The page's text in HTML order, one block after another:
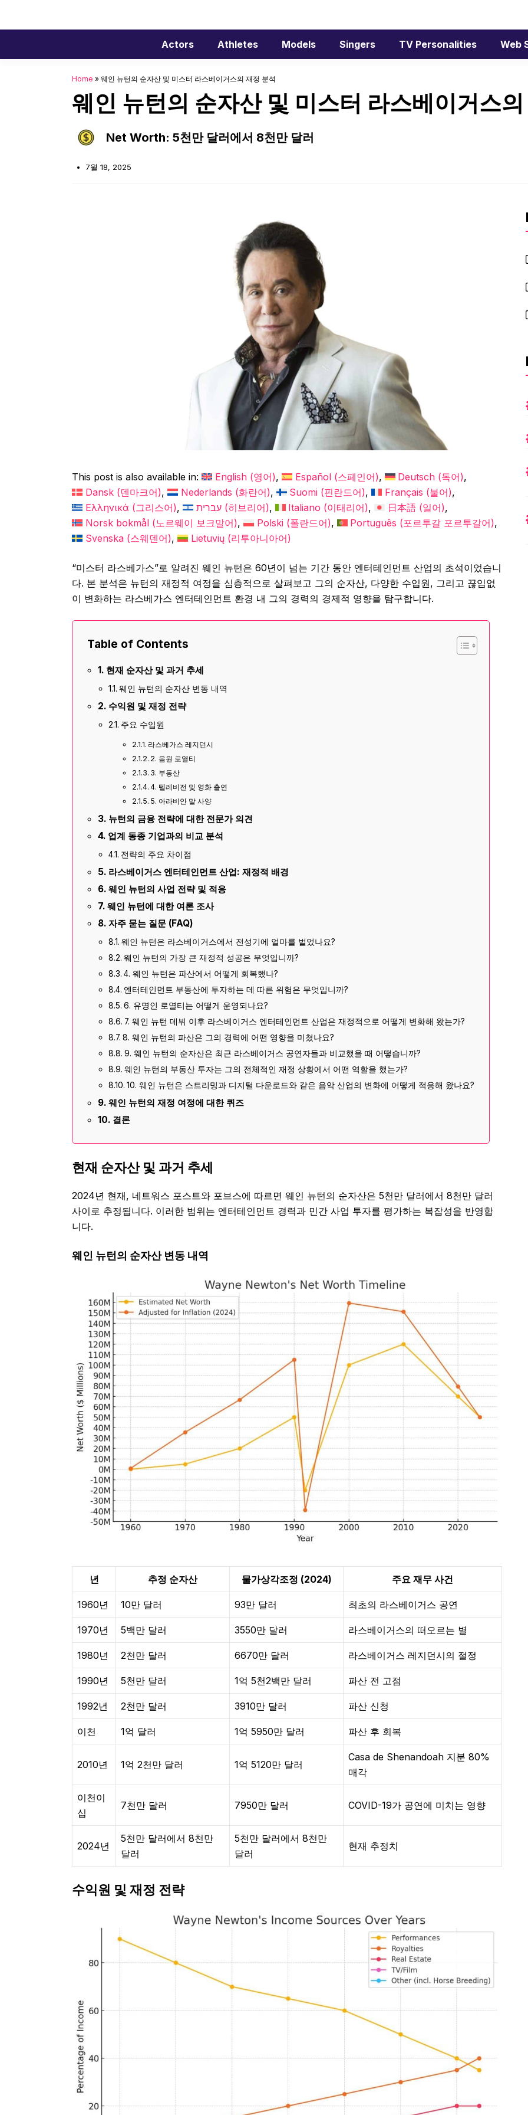
Actors Athletes Models Singers TV Personalities Web
Home » 웨인 뉴턴의 순자산 및 미스터 라스베이거스의 재정 분석
웨인 뉴턴의 순자산 및 미스터 라스베이거스
Net Worth: 5천만 달러에서 8천만 달러
7월 18, 2025
This post is also available in: English(영어) Español(스페인어) Deutsch (독어)
Dansk(덴마크어) Nederlands (화란어) Suomi (핀란드어) Français (불어)
Ελληνικά (그리스어) עברית(히브리어) Italiano (이태리어) 日本語 (일어)
Norsk bokmål( 노르웨이 보크말어) Polski(폴란드어) Português (포르투갈 포르투갈어)
Svenska(스웨덴어) Lietuvių(리투아니아어)
“미스터 라스베가스”로 알려진 웨인 뉴턴은 60년이 넘는 기간 동안 엔터테인먼트 산업의 초석이었습니
다. 본 분석은 뉴턴의 재정적 여정을 심층적으로 살펴보고 그의 순자산, 다양한 수입원, 그리고 끊임없
이 변화하는 라스베가스 엔터테인먼트 환경 내 그의 경력의 경제적 영향을 탐구합니다.
Table of Contents
현재 순자산 및 과거 추세
웨인 뉴턴의 순자산 변동 내역
수익원 및 재정 전략
주요 수입원
라스베가스 레지던시
2. 음원 로열티
3. 부동산
4. 텔레비전 및 영화 출연
5. 아라비안 말 사양
뉴턴의 금융 전략에 대한 전문가 의견
업계 동종 기업과의 비교 분석
전략의 주요 차이점
라스베이거스 엔터테인먼트 산업: 재정적 배경
웨인 뉴턴의 사업 전략 및 적응
웨인 뉴턴에 대한 여론 조사
자주 묻는 질문 (FAQ)
웨인 뉴턴은 라스베이거스에서 전성기에 얼마를 벌었나요?
웨인 뉴턴의 가장 큰 재정적 성공은 무엇입니까?
4. 웨인 뉴턴은 파산에서 어떻게 회복했나?
엔터테인먼트 부동산에 투자하는 데 따른 위험은 무엇입니까?
6. 유명인 로열티는 어떻게 운영되나요?
7. 웨인 뉴턴 데뷔 이후 라스베이거스 엔터테인먼트 산업은 재정적으로 어떻게 변화해 왔는가?
8. 웨인 뉴턴의 파산은 그의 경력에 어떤 영향을 미쳤나요?
9. 웨인 뉴턴의 순자산은 최근 라스베이거스 공연자들과 비교했을 때 어떻습니까?
웨인 뉴턴의 부동산 투자는 그의 전체적인 재정 상황에서 어떤 역할을 했는가?
10. 웨인 뉴턴은 스트리밍과 디지털 다운로드와 같은 음악 산업의 변화에 어떻게 적응해 왔나요?
웨인 뉴턴의 재정 여정에 대한 퀴즈
결론
현재 순자산 및 과거 추세
2024년 현재, 네트워스 포스트와 포브스에 따르면 웨인 뉴턴의 순자산은 5천만 달러에서 8천만 달러
사이로 추정됩니다. 이러한 범위는 엔터테인먼트 경력과 민간 사업 투자를 평가하는 복잡성을 반영합
니다.
웨인 뉴턴의 순자산 변동 내역
년 추정 순자산 물가상각조정 (2024) 주요 재무 사건
1960년 10만 달러 93만 달러 최초의 라스베이거스 공연
1970년 5백만 달러 3550만 달러 라스베이거스의 떠오르는 별
1980년 2천만 달러 6670만 달러 라스베이거스 레지던시의 절정
1990년 5천만 달러 1억 5천2백만 달러 파산 전 고점
1992년 2천만 달러 3910만 달러 파산 신청
이천 1억 달러 1억 5950만 달러 파산 후 회복
2010년 1억 2천만 달러 1억 5120만 달러
Casa de Shenandoah 지분 80%
매각
이천이
십
7천만 달러 7950만 달러 COVID-19가 공연에 미치는 영향
2024년
5천만 달러에서 8천만
달러
5천만 달러에서 8천만
달러
현재 추정치
수익원 및 재정 전략